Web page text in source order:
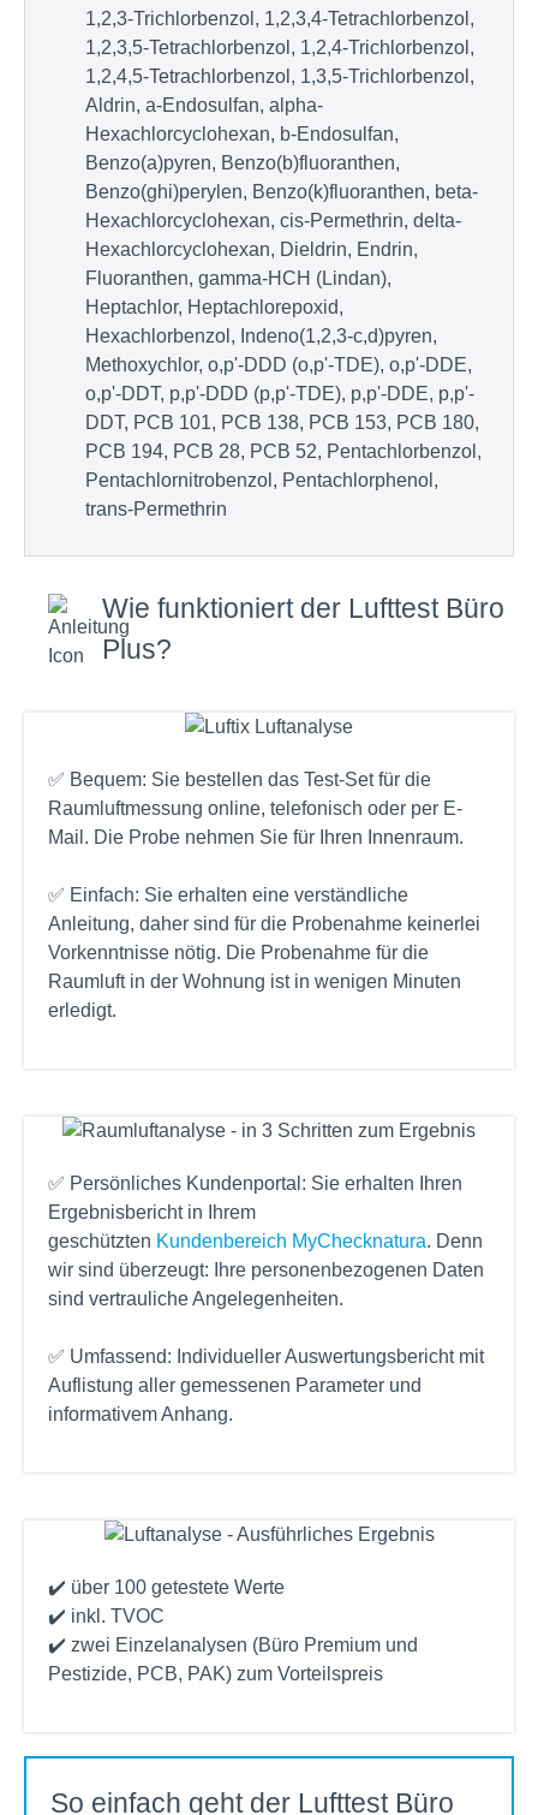
1,2,3-Trichlorbenzol, 1,2,3,4-Tetrachlorbenzol,
1,2,3,5-Tetrachlorbenzol, 1,2,4-Trichlorbenzol,
1,2,4,5-Tetrachlorbenzol, 1,3,5-Trichlorbenzol,
Aldrin, a-Endosulfan, alpha-
Hexachlorcyclohexan, b-Endosulfan,
Benzo(a)pyren, Benzo(b)fluoranthen,
Benzo(ghi)perylen, Benzo(k)fluoranthen, beta-
Hexachlorcyclohexan, cis-Permethrin, delta-
Hexachlorcyclohexan, Dieldrin, Endrin,
Fluoranthen, gamma-HCH (Lindan),
Heptachlor, Heptachlorepoxid,
Hexachlorbenzol, Indeno(1,2,3-c,d)pyren,
Methoxychlor, o,p'-DDD (o,p'-TDE), o,p'-DDE,
o,p'-DDT, p,p'-DDD (p,p'-TDE), p,p'-DDE, p,p'-
DDT, PCB 101, PCB 138, PCB 153, PCB 180,
PCB 194, PCB 28, PCB 52, Pentachlorbenzol,
Pentachlornitrobenzol, Pentachlorphenol,
trans-Permethrin
Wie funktioniert der Lufttest Büro
Plus?
✅ Bequem: Sie bestellen das Test-Set für die
Raumluftmessung online, telefonisch oder per E-
Mail. Die Probe nehmen Sie für Ihren Innenraum.
✅ Einfach: Sie erhalten eine verständliche
Anleitung, daher sind für die Probenahme keinerlei
Vorkenntnisse nötig. Die Probenahme für die
Raumluft in der Wohnung ist in wenigen Minuten
erledigt.
✅ Persönliches Kundenportal: Sie erhalten Ihren
Ergebnisbericht in Ihrem
geschützten Kundenbereich MyChecknatura. Denn
wir sind überzeugt: Ihre personenbezogenen Daten
sind vertrauliche Angelegenheiten.
✅ Umfassend: Individueller Auswertungsbericht mit
Auflistung aller gemessenen Parameter und
informativem Anhang.
✔️ über 100 getestete Werte
✔️ inkl. TVOC
✔️ zwei Einzelanalysen (Büro Premium und
Pestizide, PCB, PAK) zum Vorteilspreis
So einfach geht der Lufttest Büro